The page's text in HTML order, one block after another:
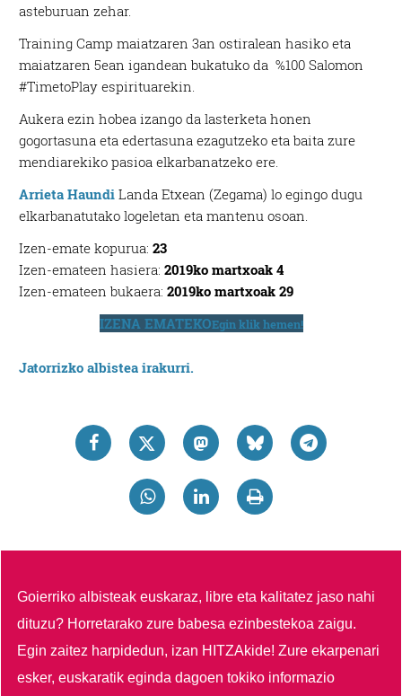
asteburuan zehar.
Training Camp maiatzaren 3an ostiralean hasiko eta
maiatzaren 5ean igandean bukatuko da %100 Salomon
#TimetoPlay espirituarekin.
Aukera ezin hobea izango da lasterketa honen
gogortasuna eta edertasuna ezagutzeko eta baita zure
mendiarekiko pasioa elkarbanatzeko ere.
Arrieta Haundi Landa Etxean (Zegama) lo egingo dugu
elkarbanatutako logeletan eta mantenu osoan.
Izen-emate kopurua: 23
Izen-emateen hasiera: 2019ko martxoak 4
Izen-emateen bukaera: 2019ko martxoak 29
IZENA EMATEKOEgin klik hemen!
Jatorrizko albistea irakurri.
Goierriko albisteak euskaraz, libre eta kalitatez jaso nahi
dituzu? Horretarako zure babesa ezinbestekoa zaigu.
Egin zaitez harpidedun, izan HITZAkide!Zure ekarpenari
esker, euskaratik eginda dagoen tokiko informazio